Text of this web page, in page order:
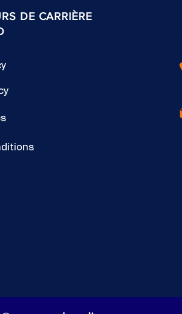
DE CARRIÈRE